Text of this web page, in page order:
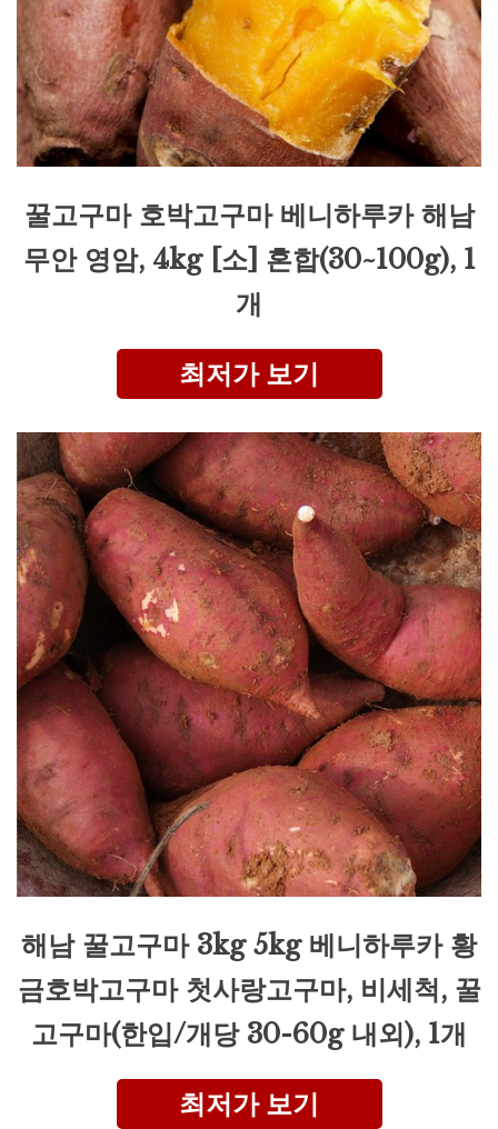
꿀고구마 호박고구마 베니하루카 해남
무안 영암, 4kg [소] 혼합(30~100g), 1
개
최저가 보기
해남 꿀고구마 3kg 5kg 베니하루카 황
금호박고구마 첫사랑고구마, 비세척, 꿀
고구마(한입/개당 30-60g 내외), 1개
최저가 보기